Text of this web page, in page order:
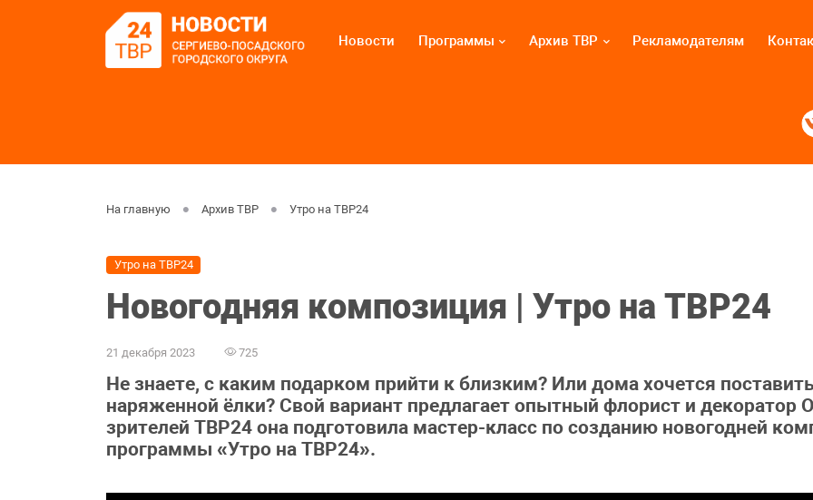
Новости Программы Архив ТВР Рекламодателям
На главную Архив ТВР Утро на ТВР24
Утро на ТВР24
Новогодняя композиция | Утро на ТВР24
21 декабря 2023 725
Не знаете, с каким подарком прийти к близким? Или дома хочется
наряженной ёлки? Свой вариант предлагает опытный флорист и
зрителей ТВР24 она подготовила мастер-класс по созданию новогодней
программы «Утро на ТВР24».